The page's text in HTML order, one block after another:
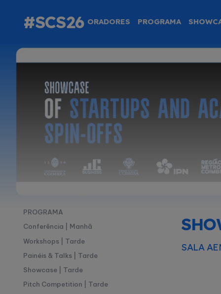
#SCS26 ORADORES PROGRAMA
PROGRAMA
Conferência | Manhã
Workshops | Tarde
Painéis & Talks | Tarde
Showcase | Tarde
Pitch Competition | Tarde
SALA